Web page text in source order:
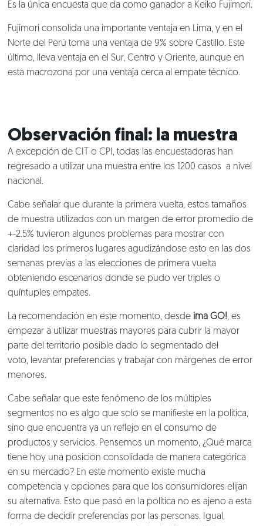
Es la única encuesta que da como ganador a Keiko Fujimori.
Fujimori consolida una importante ventaja en Lima, y en el
Norte del Perú toma una ventaja de 9% sobre Castillo. Este
último, lleva ventaja en el Sur, Centro y Oriente, aunque en
esta macrozona por una ventaja cerca al empate técnico.
Observación final: la muestra
A excepción de CIT o CPI, todas las encuestadoras han
regresado a utilizar una muestra entre los 1200 casos a nivel
nacional.
Cabe señalar que durante la primera vuelta, estos tamaños
de muestra utilizados con un margen de error promedio de
+-2.5% tuvieron algunos problemas para mostrar con
claridad los primeros lugares agudizándose esto en las dos
semanas previas a las elecciones de primera vuelta
obteniendo escenarios donde se pudo ver triples o
quíntuples empates.
La recomendación en este momento, desde imaGO!, es
empezar a utilizar muestras mayores para cubrir la mayor
parte del territorio posible dado lo segmentado del
voto, levantar preferencias y trabajar con márgenes de error
menores.
Cabe señalar que este fenómeno de los múltiples
segmentos no es algo que solo se manifieste en la política,
sino que encuentra ya un reflejo en el consumo de
productos y servicios. Pensemos un momento, ¿Qué marca
tiene hoy una posición consolidada de manera categórica
en su mercado? En este momento existe mucha
competencia y opciones para que los consumidores elijan
su alternativa. Esto que pasó en la política no es ajeno a esta
forma de decidir preferencias por las personas. Igual,